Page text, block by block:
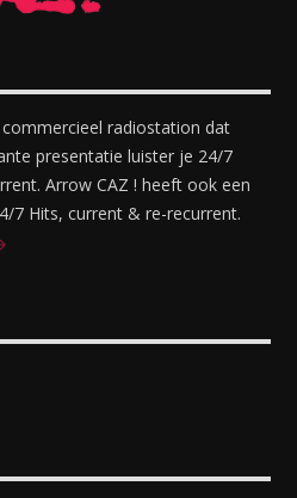
radiostation dat
presentatie luister je 24/7
Arrow CAZ ! heeft ook een
7 Hits, current & re-recurrent.